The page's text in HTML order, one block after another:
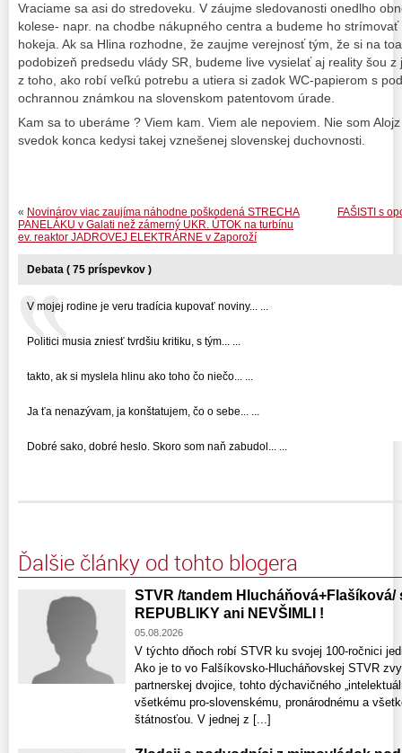
Vraciame sa asi do stredoveku. V záujme sledovanosti onedlho
kolese- napr. na chodbe nákupného centra a budeme ho
hokeja. Ak sa Hlina rozhodne, že zaujme verejnosť tým, že si na
podobizeň predsedu vlády SR, budeme live vysielať aj reality šou
z toho, ako robí veľkú potrebu a utiera si zadok WC-papierom s
ochrannou známkou na slovenskom patentovom úrade.
Kam sa to uberáme ? Viem kam. Viem ale nepoviem. Nie som
svedok konca kedysi takej vznešenej slovenskej duchovnosti.
FAŠISTI s
« Novinárov viac zaujíma náhodne poškodená STRECHA
PANELÁKU v Galati než zámerný UKR. ÚTOK na turbínu
ev. reaktor JADROVEJ ELEKTRÁRNE v Zaporoží
Debata ( 75 príspevkov )
V mojej rodine je veru tradícia kupovať noviny... ...
Politici musia zniesť tvrdšiu kritiku, s tým... ...
takto, ak si myslela hlinu ako toho čo niečo... ...
Ja ťa nenazývam, ja konštatujem, čo o sebe... ...
Dobré sako, dobré heslo. Skoro som naň zabudol... ...
Ďalšie články od tohto blogera
STVR /tandem Hlucháňová+Flašíková/
REPUBLIKY ani NEVŠIMLI !
05.08.2026
V týchto dňoch robí STVR ku svojej 100-ročnici
Ako je to vo Falšíkovsko-Hlucháňovskej STVR
partnerskej dvojice, tohto dýchavičného
všetkému pro-slovenskému, pronárodnému a
štátnosťou. V jednej z [...]